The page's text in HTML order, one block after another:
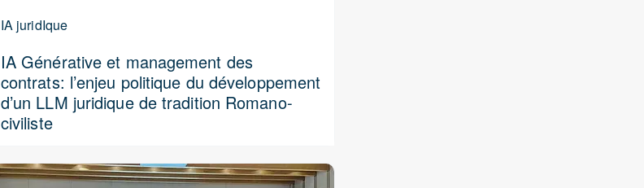
IA juridIque
IA Générative et management des
contrats: l’enjeu politique du développement
d’un LLM juridique de tradition Romano-
civiliste